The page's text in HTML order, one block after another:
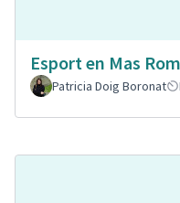
Esport en Mas
Patricia Doig Boronat